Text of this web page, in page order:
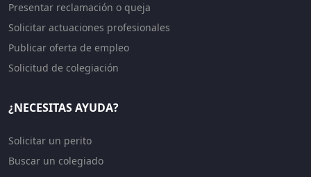
Presentar reclamación o queja
Solicitar actuaciones profesionales
Publicar oferta de empleo
Solicitud de colegiación
¿NECESITAS AYUDA?
Solicitar un perito
Buscar un colegiado